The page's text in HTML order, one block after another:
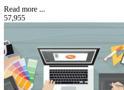
Read more ...
57,955